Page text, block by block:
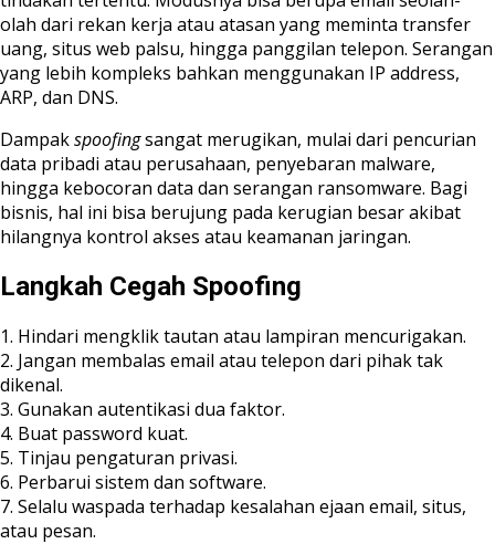
olah dari rekan kerja atau atasan yang meminta transfer
uang, situs web palsu, hingga panggilan telepon. Serangan
yang lebih kompleks bahkan menggunakan IP address,
ARP, dan DNS.
Dampakspoofingsangat merugikan, mulai dari pencurian
data pribadi atau perusahaan, penyebaran malware,
hingga kebocoran data dan serangan ransomware. Bagi
bisnis, hal ini bisa berujung pada kerugian besar akibat
hilangnya kontrol akses atau keamanan jaringan.
Langkah Cegah Spoofing
1. Hindari mengklik tautan atau lampiran mencurigakan.
2. Jangan membalas email atau telepon dari pihak tak
dikenal.
3. Gunakan autentikasi dua faktor.
4. Buat password kuat.
5. Tinjau pengaturan privasi.
6. Perbarui sistem dan software.
7. Selalu waspada terhadap kesalahan ejaan email, situs,
atau pesan.